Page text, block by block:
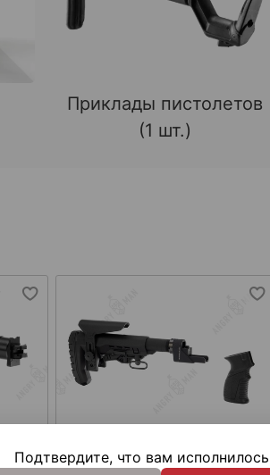
Приклады пистолетов
(1 шт.)
арт.KA-VEPR-2
Подтвердите, что вам